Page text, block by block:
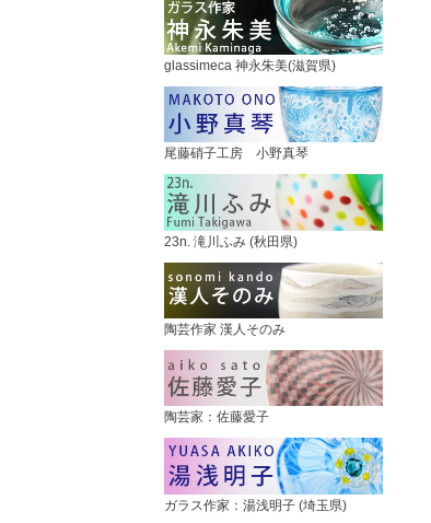
glassimeca 神永朱美(滋賀県)
尾藤硝子工房 小野真琴
23n. 滝川ふみ (秋田県)
陶芸作家 漢人そのみ
陶芸家：佐藤愛子
ガラス作家：湯浅明子 (埼玉県)